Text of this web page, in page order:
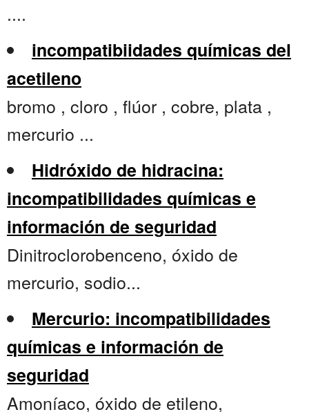
....
incompatibiidades químicas del
acetileno
bromo , cloro , flúor , cobre, plata ,
mercurio ...
Hidróxido de hidracina:
incompatibilidades químicas e
información de seguridad
Dinitroclorobenceno, óxido de
mercurio, sodio...
Mercurio: incompatibilidades
químicas e información de
seguridad
Amoníaco, óxido de etileno,